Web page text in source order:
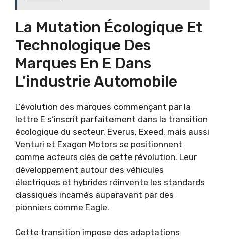
La Mutation Écologique Et
Technologique Des
Marques En E Dans
L’industrie Automobile
L’évolution des marques commençant par la
lettre E s’inscrit parfaitement dans la transition
écologique du secteur. Everus, Exeed, mais aussi
Venturi et Exagon Motors se positionnent
comme acteurs clés de cette révolution. Leur
développement autour des véhicules
électriques et hybrides réinvente les standards
classiques incarnés auparavant par des
pionniers comme Eagle.
Cette transition impose des adaptations